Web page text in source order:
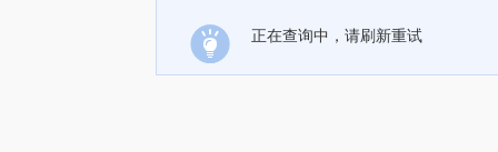
正在查询中，请刷新重试